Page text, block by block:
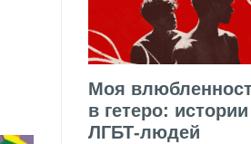
Моя
в гетеро: истории
ЛГБТ-людей